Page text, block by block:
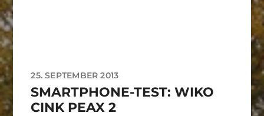
25. SEPTEMBER 2013
SMARTPHONE-TEST: WIKO
CINK PEAX 2